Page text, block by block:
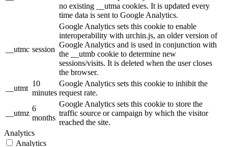
no existing __utma cookies. It is updated every
time data is sent to Google Analytics.
__utmc session
Google Analytics sets this cookie to enable
interoperability with urchin.js, an older version of
Google Analytics and is used in conjunction with
the __utmb cookie to determine new
sessions/visits. It is deleted when the user closes
the browser.
__utmt
10
minutes
Google Analytics sets this cookie to inhibit the
request rate.
__utmz
6
months
Google Analytics sets this cookie to store the
traffic source or campaign by which the visitor
reached the site.
Analytics
Analytics